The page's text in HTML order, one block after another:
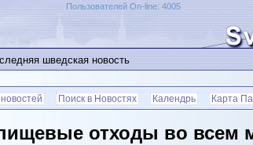
Пользователей On-line: 4005
шведская новость
Поиск в Новостях Календрь Карта
отходы во всем